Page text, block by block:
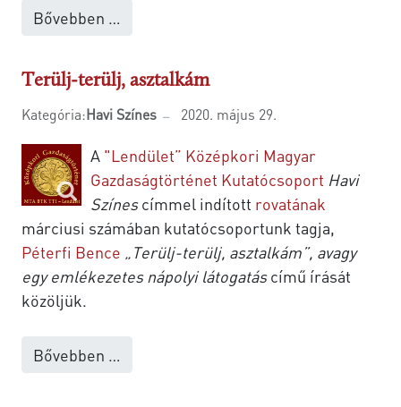
Bővebben …
Terülj-terülj, asztalkám
Kategória:Havi Színes 2020. május 29.
A "Lendület” Középkori Magyar
Gazdaságtörténet Kutatócsoport Havi
Színescímmel indított rovatának
márciusi számában kutatócsoportunk tagja,
Péterfi Bence
„Terülj-terülj, asztalkám”, avagy
egy emlékezetes nápolyi látogatáscímű írását
közöljük.
Bővebben …